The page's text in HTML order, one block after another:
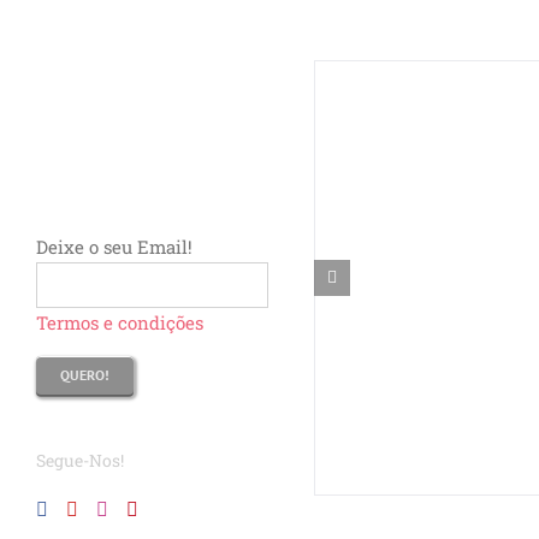
Deixe o seu Email!
Termos e condições
Segue-Nos!